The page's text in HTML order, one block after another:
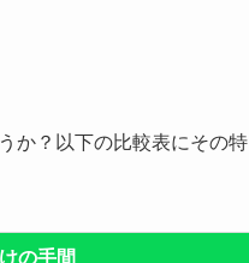
か？以下の比較表にその特
の手間